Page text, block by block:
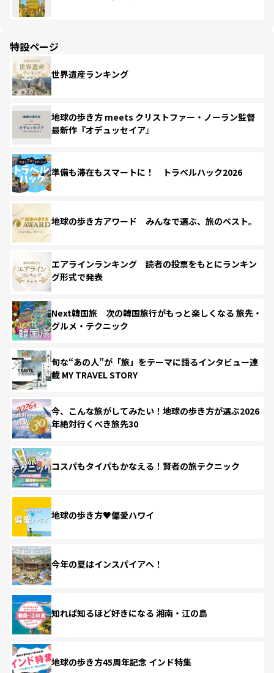
特設ページ
世界遺産ランキング
地球の歩き方 meets クリストファー・ノーラン監督
最新作『オデュッセイア』
準備も滞在もスマートに！ トラベルハック2026
地球の歩き方アワード みんなで選ぶ、旅のベスト。
エアラインランキング 読者の投票をもとにランキン
グ形式で発表
Next韓国旅 次の韓国旅行がもっと楽しくなる 旅先・
グルメ・テクニック
旬な“あの人”が「旅」をテーマに語るインタビュー連
載 MY TRAVEL STORY
今、こんな旅がしてみたい！地球の歩き方が選ぶ2026
年絶対行くべき旅先30
コスパもタイパもかなえる！賢者の旅テクニック
地球の歩き方♥偏愛ハワイ
今年の夏はインスパイアへ！
知れば知るほど好きになる 湘南・江の島
地球の歩き方45周年記念 インド特集